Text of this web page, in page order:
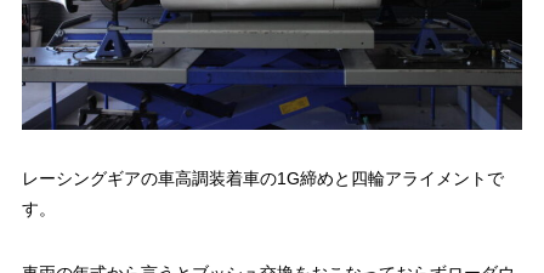
レーシングギアの車高調装着車の1G締めと四輪アライメントで
す。